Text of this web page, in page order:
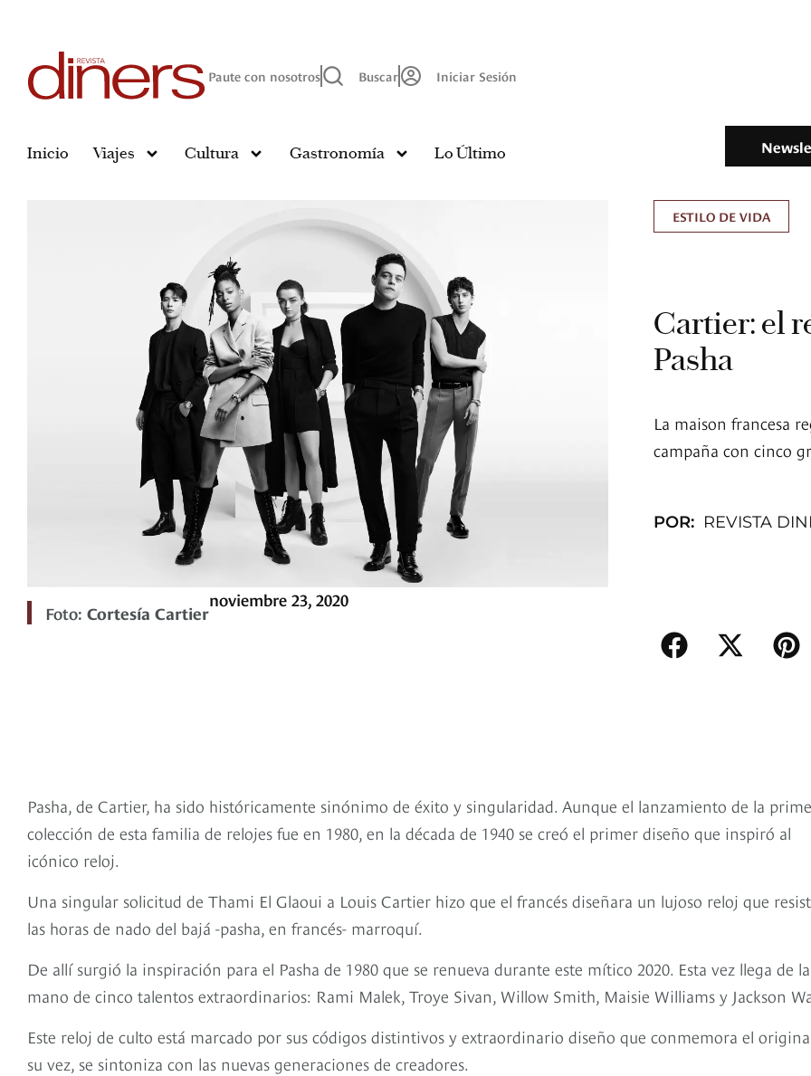
Paute con nosotros Buscar Iniciar Sesión
Inicio Viajes Cultura Gastronomía Lo Último
Foto: Cortesía Cartier
noviembre 23, 2020
ESTILO DE VIDA
Cartier: el
Pasha
La maison francesa
campaña con cinco
POR: REVISTA
Pasha, de Cartier, ha sido históricamente sinónimo de éxito y singularidad. Aunque el lanzamiento de la
colección de esta familia de relojes fue en 1980, en la década de 1940 se creó el primer diseño que inspiró al
icónico reloj.
Una singular solicitud de Thami El Glaoui a Louis Cartier hizo que el francés diseñara un lujoso reloj que
las horas de nado del bajá -pasha, en francés- marroquí.
De allí surgió la inspiración para el Pasha de 1980 que se renueva durante este mítico 2020. Esta vez llega de la
mano de cinco talentos extraordinarios: Rami Malek, Troye Sivan, Willow Smith, Maisie Williams y Jackson
Este reloj de culto está marcado por sus códigos distintivos y extraordinario diseño que conmemora el
su vez, se sintoniza con las nuevas generaciones de creadores.